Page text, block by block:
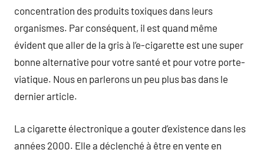
concentration des produits toxiques dans leurs
organismes. Par conséquent, il est quand même
évident que aller de la gris à l’e-cigarette est une super
bonne alternative pour votre santé et pour votre porte-
viatique. Nous en parlerons un peu plus bas dans le
dernier article.
La cigarette électronique a gouter d’existence dans les
années 2000. Elle a déclenché à être en vente en